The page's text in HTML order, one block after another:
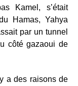
Kamel, s’était
Hamas, Yahya
par un tunnel
côté gazaoui de
a des raisons de